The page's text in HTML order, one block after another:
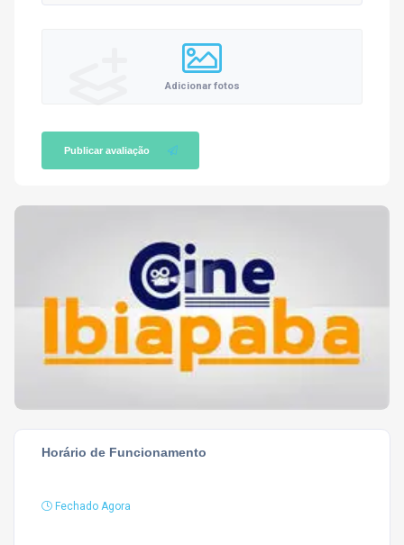
Adicionar fotos
Publicar avaliação
Horário de Funcionamento
Fechado Agora